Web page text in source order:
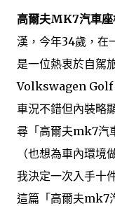
高爾夫MK7汽車座
漢，今年34歲，在
是一位熱衷於自駕
Volkswagen Golf
車況不錯但內裝略
尋「高爾夫mk7汽
（也想為車內環境
我決定一次入手十
這篇「高爾夫mk7